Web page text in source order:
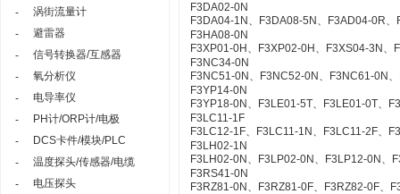
-
涡街流量计
-
避雷器
-
信号转换器/互感器
-
氧分析仪
-
电导率仪
-
PH计/ORP计/电极
-
DCS卡件/模块/PLC
-
温度探头/传感器/电缆
-
电压探头
F3DA02-0N
F3DA04-1N、F3DA08-5N、F3AD04-0R
F3HA08-0N
F3XP01-0H、F3XP02-0H、F3XS04-3N
F3NC34-0N
F3NC51-0N、F3NC52-0N、F3NC61-0N
F3YP14-0N
F3YP18-0N、F3LE01-5T、F3LE01-0T、
F3LC11-1F
F3LC12-1F、F3LC11-1N、F3LC11-2F、
F3LH02-1N
F3LH02-0N、F3LP02-0N、F3LP12-0N、
F3RS41-0N
F3RZ81-0N、F3RZ81-0F、F3RZ82-0F、